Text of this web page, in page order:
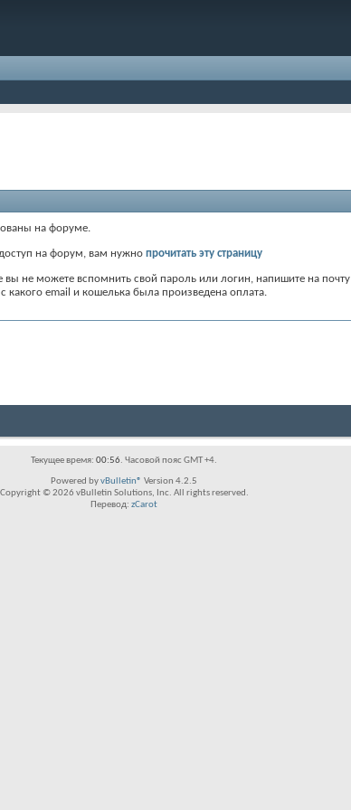
на форуме.
на форум, вам нужно прочитать эту страницу
вы не можете вспомнить свой пароль или логин, напишите на почту
с какого email и кошелька была произведена оплата.
Текущее время: 00:56. Часовой пояс GMT +4.
Powered byvBulletin® Version 4.2.5
Copyright © 2026 vBulletin Solutions, Inc. All rights reserved.
Перевод: zCarot